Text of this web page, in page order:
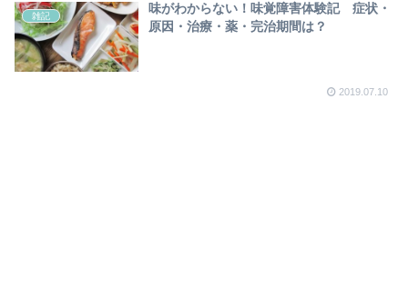
雑記
味がわからない！味覚障害体験記 症状・
原因・治療・薬・完治期間は？
2019.07.10